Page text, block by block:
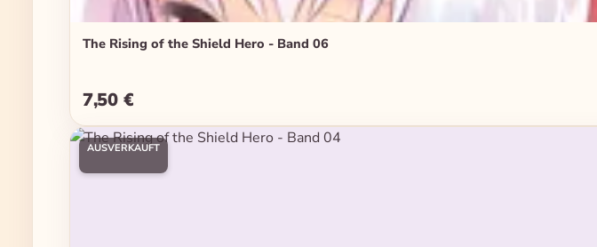
The Rising of the Shield Hero - Band 06
Regulärer Preis:
7,50 €
AUSVERKAUFT